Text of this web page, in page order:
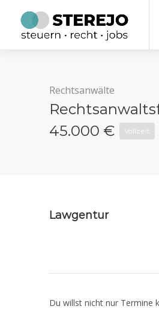
Rechtsanwälte
45.000 €
Vollzeit
Lawgentur
Du willst nicht nur Termine